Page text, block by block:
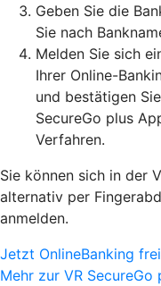
Geben Sie die
Sie nach
Melden Sie sich
Ihrer Online-
und bestätigen
SecureGo plus
Verfahren.
Sie können sich in der
alternativ per
anmelden.
Jetzt OnlineBanking
Mehr zur VR SecureGo